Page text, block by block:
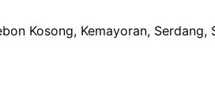
Kosong, Kemayoran, Serdang,